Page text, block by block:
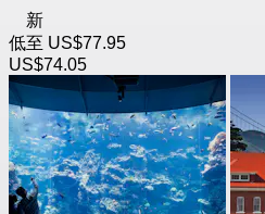
新
低至 US$77.95
US$74.05